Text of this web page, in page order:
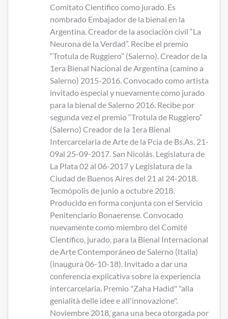
Comitato Cientifico como jurado. Es
nombrado Embajador de la bienal en la
Argentina. Creador de la asociación civil “La
Neurona de la Verdad”. Recibe el premio
“Trotula de Ruggiero” (Salerno). Creador de la
1era Bienal Nacional de Argentina (camino a
Salerno) 2015-2016. Convocado como artista
invitado especial y nuevamente como jurado
para la bienal de Salerno 2016. Recibe por
segunda vez el premio “Trotula de Ruggiero”
(Salerno) Creador de la 1era Bienal
Intercarcelaria de Arte de la Pcia de Bs.As. 21-
09al 25-09-2017. San Nicolás. Legislatura de
La Plata 02 al 06-2017 y Legislatura de la
Ciudad de Buenos Aires del 21 al 24-2018.
Tecmópolis de junio a octubre 2018.
Producido en forma conjunta con el Servicio
Penitenciario Bonaerense. Convocado
nuevamente como miembro del Comité
Científico, jurado, para la Bienal Internacional
de Arte Contemporáneo de Salerno (Italia)
(inaugura 06-10-18). Invitado a dar una
conferencia explicativa sobre la experiencia
intercarcelaria. Premio "Zaha Hadid" "alla
genialità delle idee e all'innovazione".
Noviembre 2018, gana una beca otorgada por